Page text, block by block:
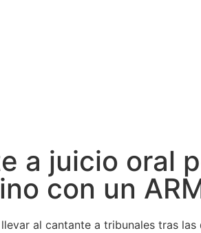
a juicio oral
con un
al cantante a tribunales tras